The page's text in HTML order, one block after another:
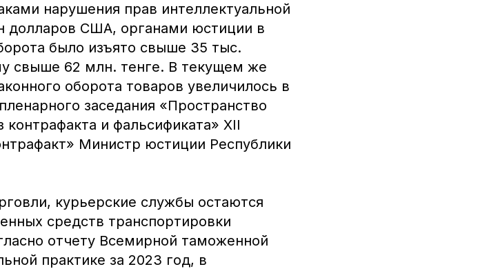
нарушения прав интеллектуальной
долларов США, органами юстиции в
было изъято свыше 35 тыс.
свыше 62 млн. тенге. В текущем же
оборота товаров увеличилось в
заседания «Пространство
и фальсификата» XII
Министр юстиции Республики
курьерские службы остаются
средств транспортировки
отчету Всемирной таможенной
практике за 2023 год, в